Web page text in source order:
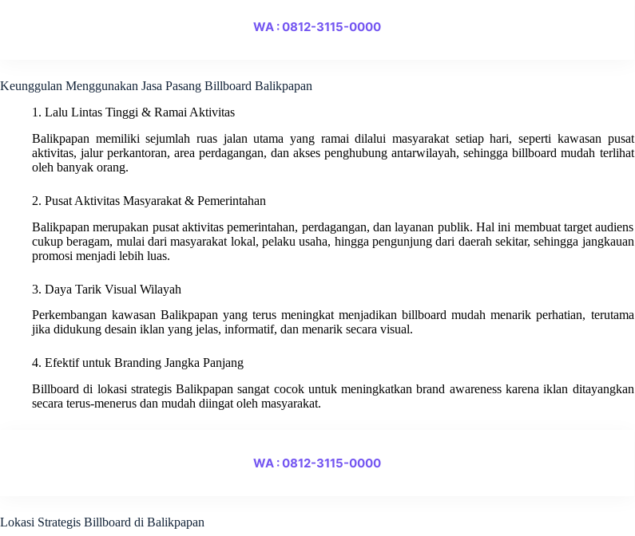
WA : 0812-3115-0000
Keunggulan Menggunakan Jasa Pasang Billboard Balikpapan
1. Lalu Lintas Tinggi & Ramai Aktivitas
Balikpapan memiliki sejumlah ruas jalan utama yang ramai dilalui masyarakat setiap hari, seperti kawasan pusat
aktivitas, jalur perkantoran, area perdagangan, dan akses penghubung antarwilayah, sehingga billboard mudah terlihat
oleh banyak orang.
2. Pusat Aktivitas Masyarakat & Pemerintahan
Balikpapan merupakan pusat aktivitas pemerintahan, perdagangan, dan layanan publik. Hal ini membuat target audiens
cukup beragam, mulai dari masyarakat lokal, pelaku usaha, hingga pengunjung dari daerah sekitar, sehingga jangkauan
promosi menjadi lebih luas.
3. Daya Tarik Visual Wilayah
Perkembangan kawasan Balikpapan yang terus meningkat menjadikan billboard mudah menarik perhatian, terutama
jika didukung desain iklan yang jelas, informatif, dan menarik secara visual.
4. Efektif untuk Branding Jangka Panjang
Billboard di lokasi strategis Balikpapan sangat cocok untuk meningkatkan brand awareness karena iklan ditayangkan
secara terus-menerus dan mudah diingat oleh masyarakat.
WA : 0812-3115-0000
Lokasi Strategis Billboard di Balikpapan